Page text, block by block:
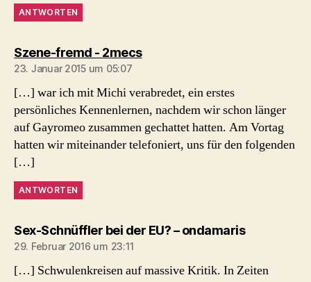
ANTWORTEN
Szene-fremd - 2mecssagt:
23. Januar 2015 um 05:07
[…] war ich mit Michi verabredet, ein erstes
persönliches Kennenlernen, nachdem wir schon länger
auf Gayromeo zusammen gechattet hatten. Am Vortag
hatten wir miteinander telefoniert, uns für den folgenden
[…]
ANTWORTEN
Sex-Schnüffler bei der EU? – ondamarissagt:
29. Februar 2016 um 23:11
[…] Schwulenkreisen auf massive Kritik. In Zeiten